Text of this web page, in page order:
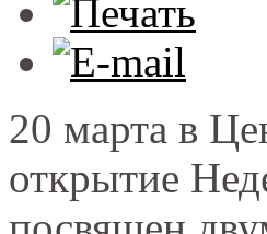
20 марта в
открытие